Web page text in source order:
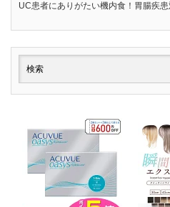
UC患者にありがたい機内食！胃腸疾患